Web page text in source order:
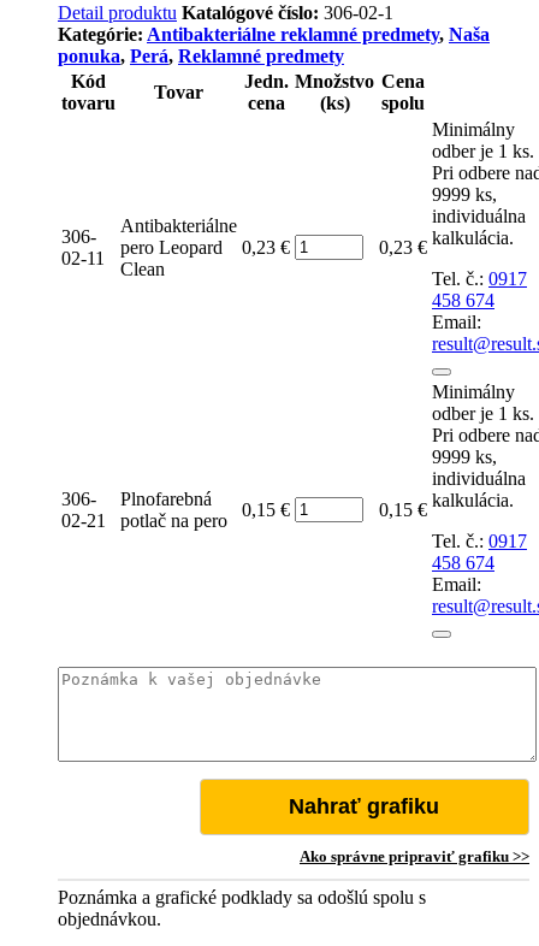
Detail produktu Katalógové číslo: 306-02-1
Kategórie: Antibakteriálne reklamné predmety, Naša
ponuka, Perá, Reklamné predmety
Kód
tovaru
Tovar
Jedn.
cena
Množstvo
(ks)
Cena
spolu
306-
02-11
Antibakteriálne
pero Leopard
Clean
0,23 € Počet 0,23 €
Minimálny
odber je 1 ks.
Pri odbere
9999 ks,
individuálna
kalkulácia.
Tel. č.: 0917
458 674
Email:
306-
02-21
Plnofarebná
potlač na pero
0,15 € Počet 0,15 €
Minimálny
odber je 1 ks.
Pri odbere
9999 ks,
individuálna
kalkulácia.
Tel. č.: 0917
458 674
Email:
Nahrať grafiku
Ako správne pripraviť grafiku >>
Poznámka a grafické podklady sa odošlú spolu s
objednávkou.